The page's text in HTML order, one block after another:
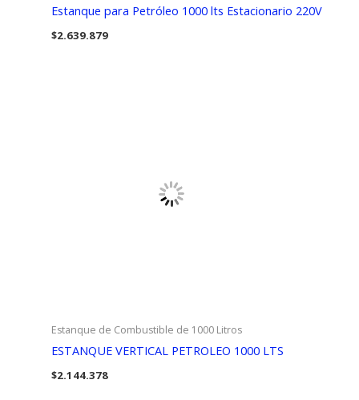
Estanque para Petróleo 1000 lts Estacionario 220V
$2.639.879
Estanque de Combustible de 1000 Litros
ESTANQUE VERTICAL PETROLEO 1000 LTS
$2.144.378